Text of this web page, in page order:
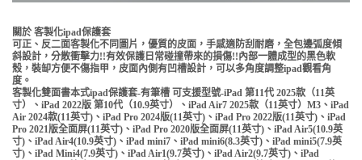
關於 客製化ipad保護套
可正、反二面客製化不同圖片，優質的皮面，手感適防刮耐磨，全包邊弧度傾
斜設計，分散衝擊力!!有效保護日常碰撞帶來的損傷!!內部一體成型的黑色軟
殼，裝缷方便不傷指甲，皮面內側有凹槽設計，可以多角度調整ipad觀看角
度。
客製化雙面書本式ipad保護套-有筆槽 可支援型號-iPad 第11代 2025款（11英
寸）、iPad 2022版 第10代（10.9英寸）、iPad Air7 2025款（11英寸）M3、iPad
Air 2024款(11英寸)、iPad Pro 2024版(11英寸)、iPad Pro 2022版(11英寸)、iPad
Pro 2021版全面屏(11英寸)、iPad Pro 2020版全面屏(11英寸)、iPad Air5(10.9英
寸)、iPad Air4(10.9英寸)、iPad mini7、iPad mini6(8.3英寸)、iPad mini5(7.9英
寸)、iPad Mini4(7.9英寸)、iPad Air1(9.7英寸)、iPad Air2(9.7英寸)、iPad